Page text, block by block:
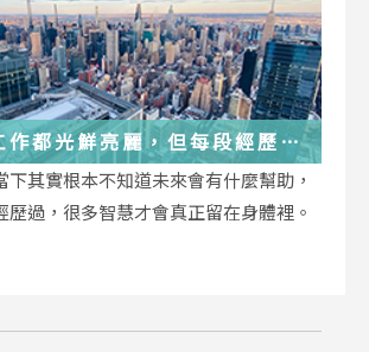
作都光鮮亮麗，但每段經歷都
你
下其實根本不知道未來會有什麼幫助，
歷過，很多智慧才會真正留在身體裡。